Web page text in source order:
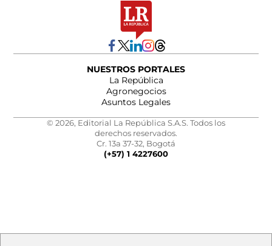
NUESTROS PORTALES
La República
Agronegocios
Asuntos Legales
© 2026, Editorial La República S.A.S. Todos los
derechos reservados.
Cr. 13a 37-32, Bogotá
(+57) 1 4227600